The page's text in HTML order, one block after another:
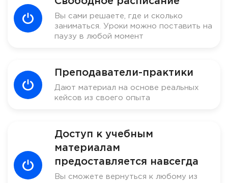
Вы сами решаете, где и сколько
заниматься. Уроки можно поставить на
паузу в любой момент
Преподаватели-практики
Дают материал на основе реальных
кейсов из своего опыта
Доступ к учебным
материалам
предоставляется навсегда
Вы сможете вернуться к любому из